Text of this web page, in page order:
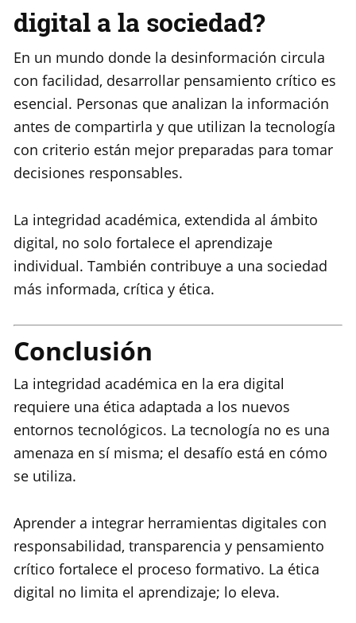
digital a la sociedad?
En un mundo donde la desinformación circula
con facilidad, desarrollar pensamiento crítico es
esencial. Personas que analizan la información
antes de compartirla y que utilizan la tecnología
con criterio están mejor preparadas para tomar
decisiones responsables.
La integridad académica, extendida al ámbito
digital, no solo fortalece el aprendizaje
individual. También contribuye a una sociedad
más informada, crítica y ética.
Conclusión
La integridad académica en la era digital
requiere una ética adaptada a los nuevos
entornos tecnológicos. La tecnología no es una
amenaza en sí misma; el desafío está en cómo
se utiliza.
Aprender a integrar herramientas digitales con
responsabilidad, transparencia y pensamiento
crítico fortalece el proceso formativo. La ética
digital no limita el aprendizaje; lo eleva.